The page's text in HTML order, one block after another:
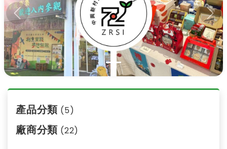
Previous Next
產品分類 (5)
廠商分類 (22)